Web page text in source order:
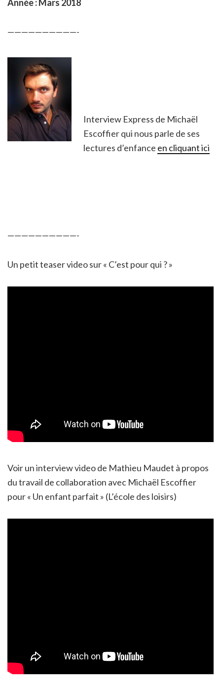
Année : Mars 2018
——————————-
Interview Express de Michaël
Escoffier qui nous parle de ses
lectures d’enfance en cliquant ici
——————————-
Un petit teaser video sur « C’est pour qui ? »
Voir un interview video de Mathieu Maudet à propos
du travail de collaboration avec Michaël Escoffier
pour « Un enfant parfait » (L’école des loisirs)